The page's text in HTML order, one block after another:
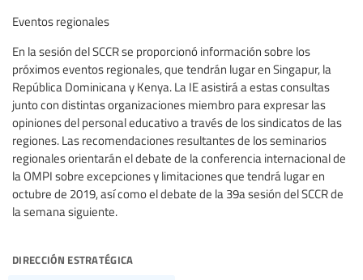
Eventos regionales
En la sesión del SCCR se proporcionó información sobre los
próximos eventos regionales, que tendrán lugar en Singapur, la
República Dominicana y Kenya. La IE asistirá a estas consultas
junto con distintas organizaciones miembro para expresar las
opiniones del personal educativo a través de los sindicatos de las
regiones. Las recomendaciones resultantes de los seminarios
regionales orientarán el debate de la conferencia internacional de
la OMPI sobre excepciones y limitaciones que tendrá lugar en
octubre de 2019, así como el debate de la 39a sesión del SCCR de
la semana siguiente.
dirección estratégica